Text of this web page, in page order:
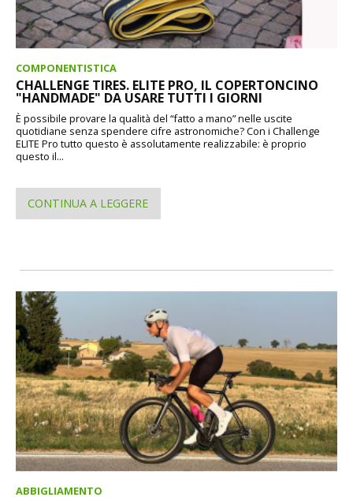
COMPONENTISTICA
CHALLENGE TIRES. ELITE PRO, IL COPERTONCINO
"HANDMADE" DA USARE TUTTI I GIORNI
È possibile provare la qualità del “fatto a mano” nelle uscite
quotidiane senza spendere cifre astronomiche? Con i Challenge
ELITE Pro tutto questo è assolutamente realizzabile: è proprio
questo il...
CONTINUA A LEGGERE
ABBIGLIAMENTO